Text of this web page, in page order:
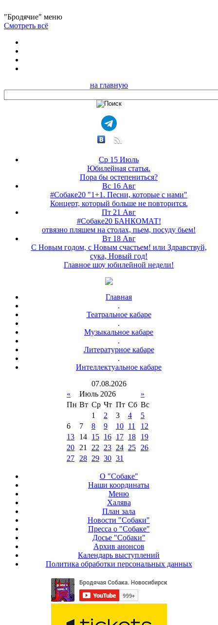
"Бродячие" меню
Смотреть всё
на главную
Ср 15 Июль
Юбилейная статья.
Пора бы остепениться?
Вс 16 Авг
#Собаке20 "1+1. Песни, которые с нами"
Концерт, который больше не повторится.
Пт 21 Авг
#Собаке20 БАНКОМАТ!
отвязно пляшем на столах, пьем, посуду бьем!
Вт 18 Авг
С Новым годом, с Новым счастьем! или Здравствуй,
сука, Новый год!
Главное шоу юбилейной недели!
Главная
.
Театральное кабаре
.
Музыкальное кабаре
.
Литературное кабаре
.
Интеллектуальное кабаре
07.08.2026
«
Июль 2026
»
Пн Вт Ср Чт Пт Сб Вс
1
2 3 4
5
6
7 8 9 10 11
12
13
14 15 16 17 18
19
20
21 22 23 24 25
26
27
28 29 30 31
О "Собаке"
Наши координаты
Меню
Халява
План зала
Новости "Собаки"
Пресса о "Собаке"
Досье "Собаки"
Архив анонсов
Календарь выступлений
Политика обработки персональных данных